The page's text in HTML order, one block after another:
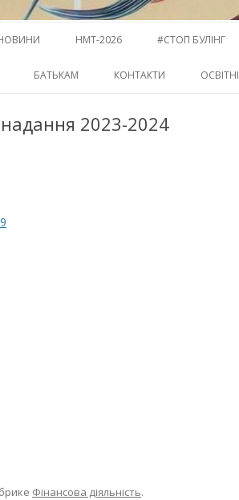
НМТ-2026 #СТОП БУЛІНГ
БАТЬКАМ КОНТАКТИ
надання 2023-2024
Фінансова діяльність.